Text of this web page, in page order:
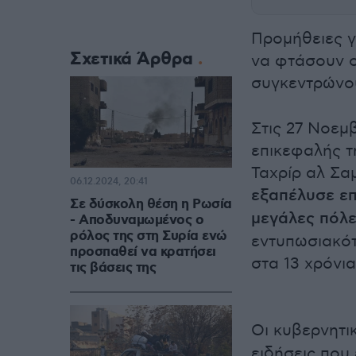
Προμήθειες
να φτάσουν
Στις 27
επικεφαλής
Ταχρίρ αλ
εξαπέλυσε
μεγάλες
στα 13
Οι
Σχετικά Άρθρα
Σε δύσκολη θέση η Ρωσία
- Αποδυναμωμένος ο
ρόλος της στη Συρία ενώ
προσπαθεί να κρατήσει
τις βάσεις της
06.12.2024, 20:41